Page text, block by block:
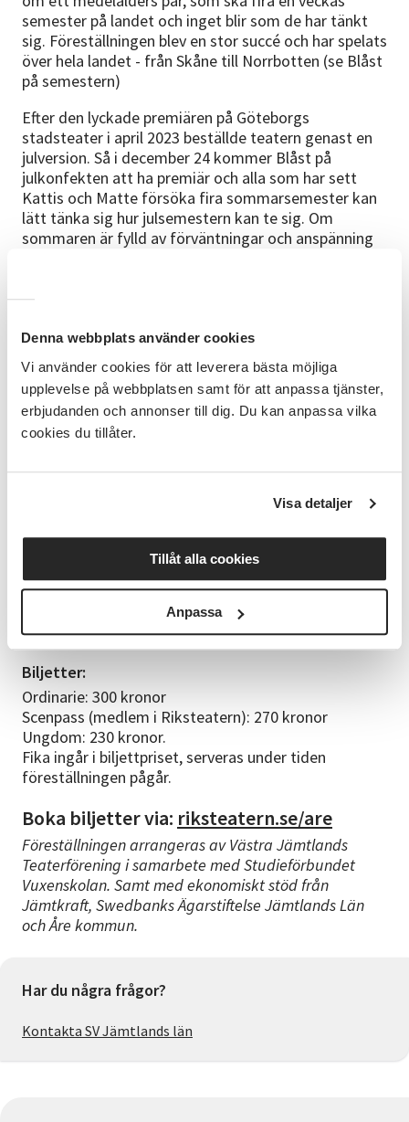
Denna webbplats använder cookies
Vi använder cookies för att leverera bästa möjliga
upplevelse på webbplatsen samt för att anpassa tjänster,
erbjudanden och annonser till dig. Du kan anpassa vilka
cookies du tillåter.
Visa detaljer
Tillåt alla cookies
Anpassa
semester på landet och inget blir som de har tänkt
sig. Föreställningen blev en stor succé och har spelats
över hela landet - från Skåne till Norrbotten (se Blåst
på semestern)
Efter den lyckade premiären på Göteborgs
stadsteater i april 2023 beställde teatern genast en
julversion. Så i december 24 kommer Blåst på
julkonfekten att ha premiär och alla som har sett
Kattis och Matte försöka fira sommarsemester kan
lätt tänka sig hur julsemestern kan te sig. Om
sommaren är fylld av förväntningar och anspänning
dagar i snöparadiset! Men hur den veckan exakt ska
helt olika bilder av.
Även Blåst på julkonfekten är en kombinationen av
välskriven vardagskomedi med inslag av
improvisation och är en riktigt originell
teaterupplevelse som tilltalar såväl en van som en
interaktiv och har skrattgaranti.
Så många som sett Blåst på semestern har verkligen
uttryckt sin uppskattning över att ”äntligen få
skratta”. Julkonfekten smakar precis lika gott och är
minst lika skrattretande.
För att fira 60 år bjuder Västra Jämtlands
teaterförening på bubbel och snacks innan
föreställningen.
Biljetter:
Ordinarie: 300 kronor
Scenpass (medlem i Riksteatern): 270 kronor
Ungdom: 230 kronor.
Fika ingår i biljettpriset, serveras under tiden
föreställningen pågår.
Boka biljetter via: riksteatern.se/are
Föreställningen arrangeras av Västra Jämtlands
Teaterförening i samarbete med Studieförbundet
Vuxenskolan. Samt med ekonomiskt stöd från
Jämtkraft, Swedbanks Ägarstiftelse Jämtlands Län
och Åre kommun.
Har du några frågor?
Kontakta SV Jämtlands län